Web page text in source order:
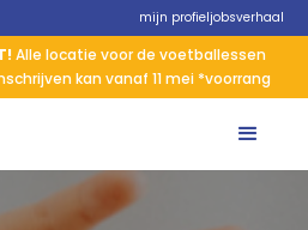
mijn profieljobsverhaal
Alle locatie voor de voetballessen
kan vanaf 11 mei *voorrang